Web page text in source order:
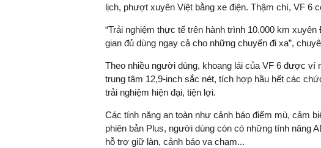
lịch, phượt xuyên Việt bằng xe điện. Thậm chí, VF 6
“Trải nghiệm thực tế trên hành trình 10.000 km
gian đủ dùng ngay cả cho những chuyến đi xa”,
Theo nhiều người dùng, khoang lái của VF 6 được ví
trung tâm 12,9-inch sắc nét, tích hợp hầu hết các
trải nghiệm hiện đại, tiện lợi.
Các tính năng an toàn như cảnh báo điểm mù, cảm
phiên bản Plus, người dùng còn có những tính năng
hỗ trợ giữ làn, cảnh báo va chạm...
TS. Nguyễn Đức Độ - Phó Viện
"Có rất nhiều việc phải làm
ngay từ bây giờ và trên
đang được tiến hành
đầu tư cho khoa học công
khuyến khích đổi mới
khởi nghiệp..."